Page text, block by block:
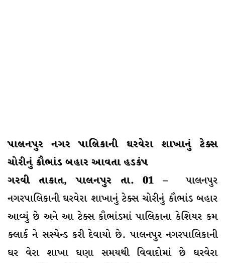
પાલનપુર નગર પાલિકાની ઘરવેરા શાખાનું ટેક્સ
ચોરીનું કૌભાંડ બહાર આવતા હડકંપ
ગરવી તાકાત, પાલનપુર તા. 01 –
પાલનપુર
નગરપાલિકાની ઘરવેરા શાખાનું ટેક્સ ચોરીનું કૌભાંડ બહાર
આવ્યું છે અને આ ટેક્સ કૌભાંડમાં પાલિકાના કેશિયર કમ
ક્લાર્ક ને સસ્પેન્ડ કરી દેવાયો છે. પાલનપુર નગરપાલિકાની
ઘર વેરા શાખા ઘણા સમયથી વિવાદોમાં છે ઘરવેરા